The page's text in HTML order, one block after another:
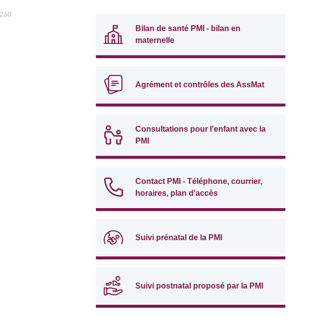
Bilan de santé PMI - bilan en
maternelle
Agrément et contrôles des AssMat
Consultations pour l'enfant avec la
PMI
Contact PMI - Téléphone, courrier,
horaires, plan d'accès
Suivi prénatal de la PMI
Suivi postnatal proposé par la PMI